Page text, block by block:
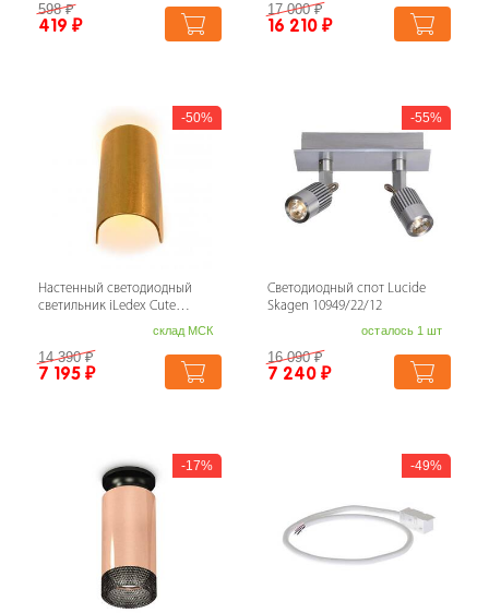
598₽
419 ₽
17 000₽
16 210 ₽
50%
Настенный светодиодный
светильник iLedex Cute
склад МСК
14 390₽
7 195 ₽
55%
Светодиодный спот Lucide
Skagen 10949/22/12
осталось 1 шт
16 090₽
7 240 ₽
17% 49%